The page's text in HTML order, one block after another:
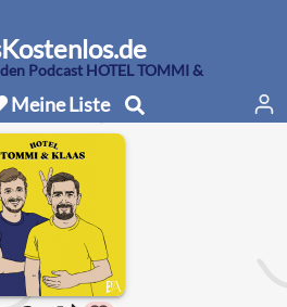
Podcast HOTEL TOMMI &
Meine Liste